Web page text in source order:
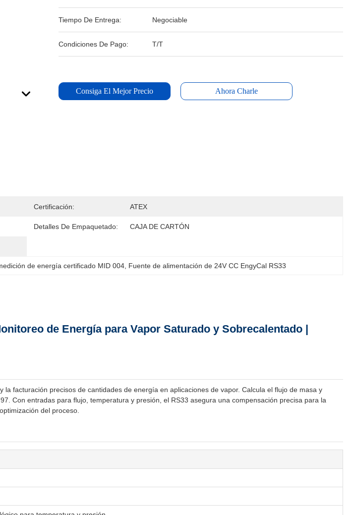
Tiempo De Entrega: Negociable
Condiciones De Pago: T/T
Consiga El Mejor Precio Ahora Charle
Certificación: ATEX
Detalles De Empaquetado: CAJA DE CARTÓN
de energía certificado MID 004 Fuente de alimentación de 24V CC EngyCal RS33
de Energía para Vapor Saturado y Sobrecalentado |
facturación precisos de cantidades de energía en aplicaciones de vapor. Calcula el flujo de masa y
Con entradas para flujo, temperatura y presión, el RS33 asegura una compensación precisa para la
del proceso.